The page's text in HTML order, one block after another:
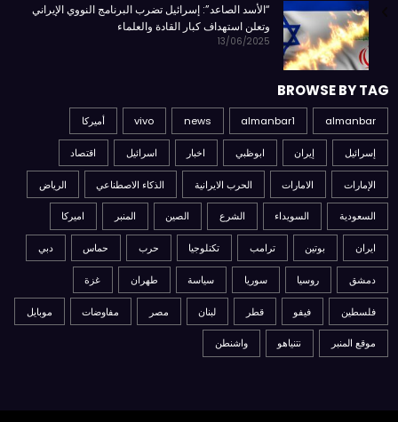
“الأسد الصاعد”: إسرائيل تضرب البرنامج النووي الإيراني
وتعلن استهداف كبار القادة والعلماء
13/06/2025
BROWSE BY TAG
almanbar
almanbar1
news
vivo أميركا
إسرائيل إيران ابوظبي اخبار اسرائيل اقتصاد
الإمارات الامارات الحرب الايرانية الذكاء الاصطناعي الرياض
السعودية السويداء الشرع الصين المنبر اميركا
ايران بوتين ترامب تكنلوجيا حرب حماس دبي
دمشق روسيا سوريا سياسة طهران غزة
فلسطين فيفو قطر لبنان مصر مفاوضات موبايل
موقع المنبر نتنياهو واشنطن